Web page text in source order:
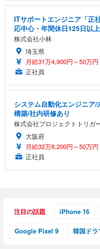
ITサポートエンジニア「正
応中心・年間休日125日以上
株式会社小林
埼玉県
月給31万4,900円～50万円
正社員
システム自動化エンジニア
構築/社内研修あり
株式会社プロジェクトトリガ
大阪府
月給32万8,200円～50万円
正社員
注目の話題 iPhone 16
Google Pixel 9 韓国ドラ